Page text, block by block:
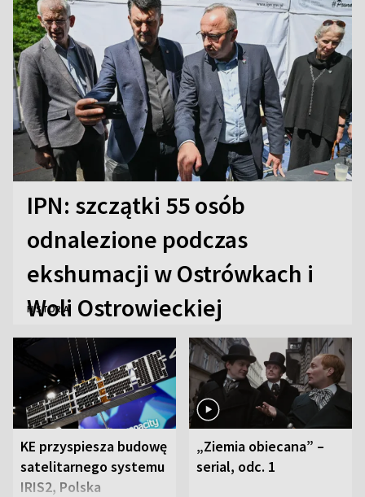
IPN: szczątki 55 osób
odnalezione podczas
ekshumacji w Ostrówkach i
Woli Ostrowieckiej
HISTORIA
KE przyspiesza budowę
satelitarnego systemu
IRIS2, Polska
„Ziemia obiecana” –
serial, odc. 1